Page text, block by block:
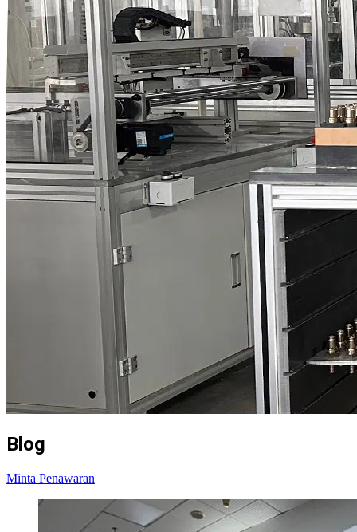
Blog
Minta Penawaran